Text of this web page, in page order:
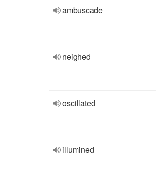
ambuscade
neighed
oscillated
illumined